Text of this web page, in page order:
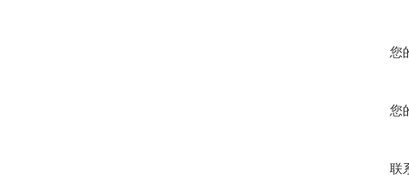
您
您
联